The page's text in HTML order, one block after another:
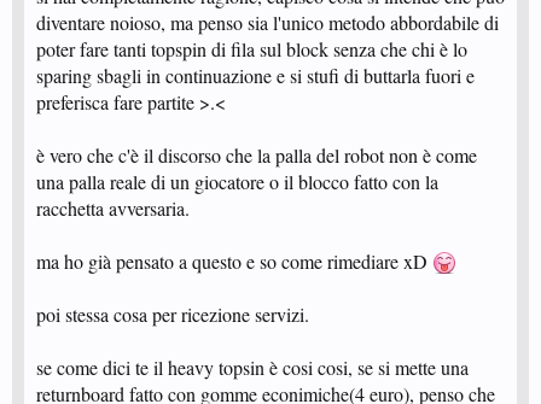
proprio palle lisce quelle ,e' l'effetto di un buon palleggio ! Per quello che ti
serve e' ottimo poi se vedi che riesci ad usarlo e la cosa ti diverte magari te
lo rivendi usato e ti compri il robopong mettendoci sopra qualche altro
soldino come vorrei fare io ma prima e' il caso di provarlo ,vedere la
costanza (visto che con questi chiari di luna 500 €ini non sono uno
scherzetto oggigiorno )e anche se ti diverte la cosa perche' il robot da solo
termine un po' come la palestra e i pesi che io non sopporto ! Poi alla fine
l'allenamento e il sacrificio vanno strabene ,anzi ...pero'non scordiamoci il
nostro sano divertimento che ci da' e ci dara' sempre il Tennis Tavolo
giocato !
diventare noioso, ma penso sia l'unico metodo abbordabile di
poter fare tanti topspin di fila sul block senza che chi è lo
sparing sbagli in continuazione e si stufi di buttarla fuori e
preferisca fare partite >.<
è vero che c'è il discorso che la palla del robot non è come
una palla reale di un giocatore o il blocco fatto con la
racchetta avversaria.
ma ho già pensato a questo e so come rimediare xD
poi stessa cosa per ricezione servizi.
se come dici te il heavy topsin è cosi cosi, se si mette una
returnboard fatto con gomme econimiche(4 euro), penso che